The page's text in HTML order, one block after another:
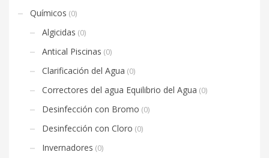
Químicos (0)
Algicidas (0)
Antical Piscinas (0)
Clarificación del Agua (0)
Correctores del agua Equilibrio del Agua (0)
Desinfección con Bromo (0)
Desinfección con Cloro (0)
Invernadores (0)